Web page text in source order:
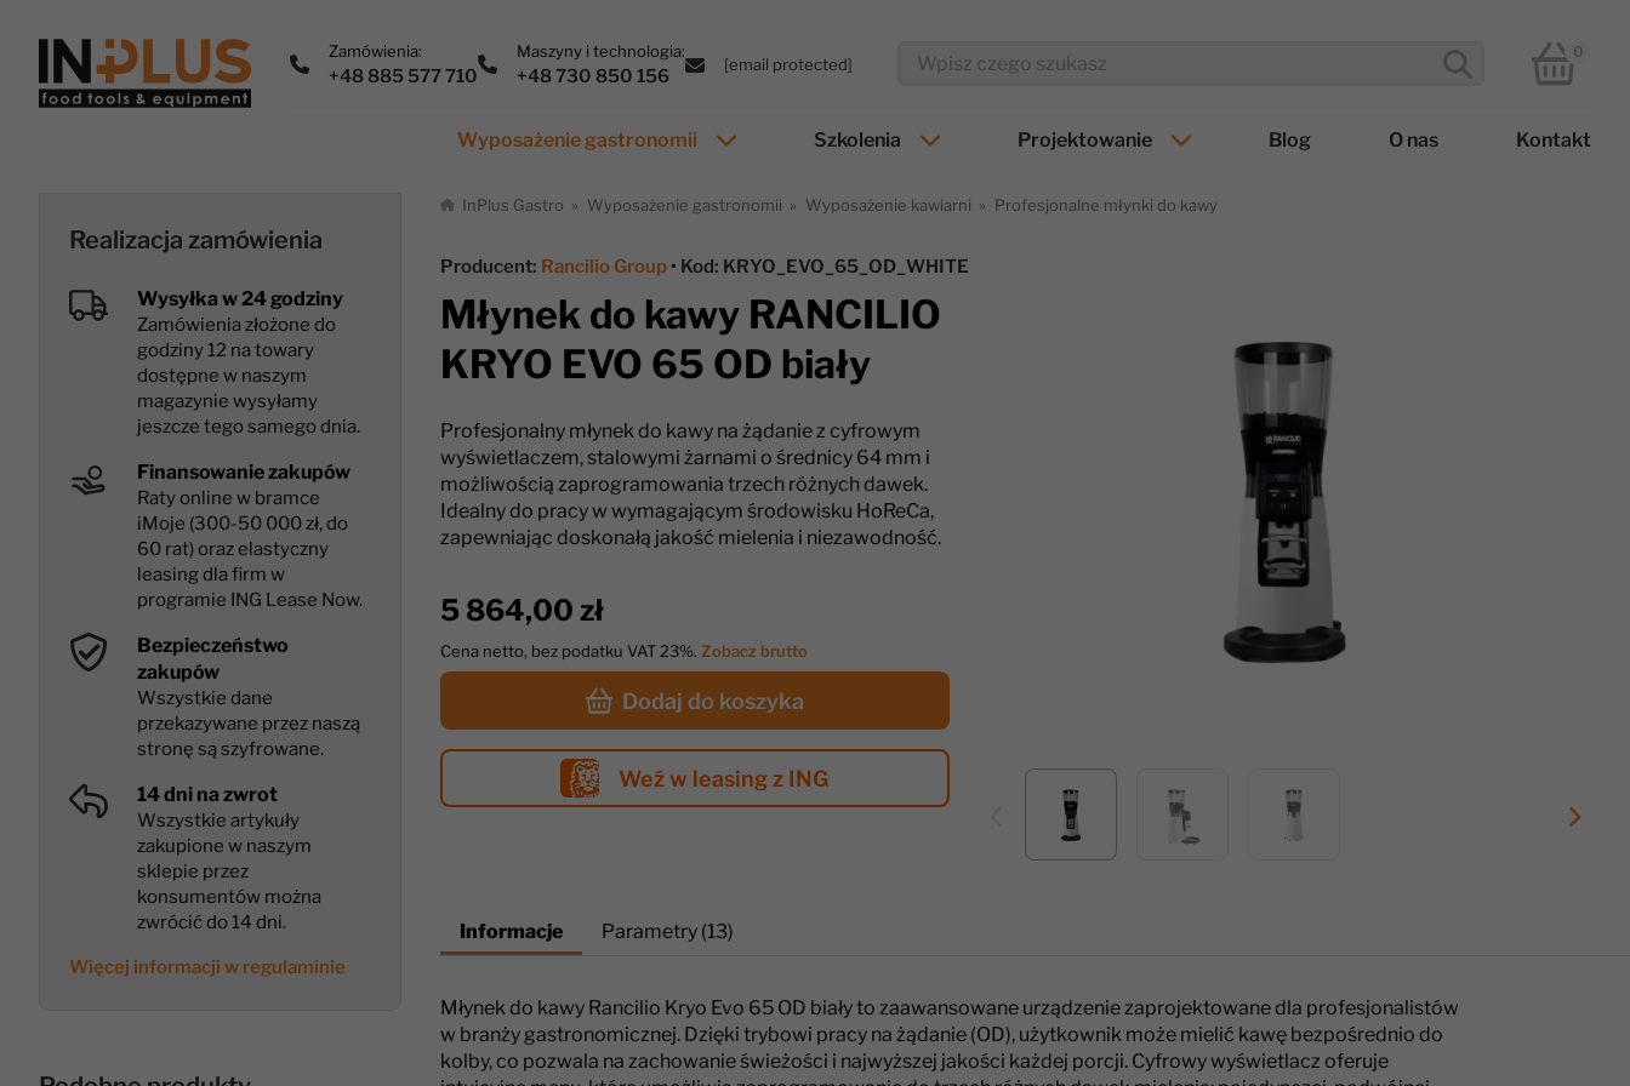
Zamówienia:
+48 885 577 710
Maszyny i technologia:
+48 730 850 156
[email protected]
0
Wyposażenie gastronomii Szkolenia Projektowanie Blog O nas Kontakt
InPlus Gastro Wyposażenie gastronomii Wyposażenie kawiarni Profesjonalne młynki do kawy
Producent: Rancilio Group• Kod: KRYO_EVO_65_OD_WHITE
Młynek do kawy RANCILIO
KRYO EVO 65 OD biały
Profesjonalny młynek do kawy na żądanie z cyfrowym
wyświetlaczem, stalowymi żarnami o średnicy 64 mm i
możliwością zaprogramowania trzech różnych dawek.
Idealny do pracy w wymagającym środowisku HoReCa,
zapewniając doskonałą jakość mielenia i niezawodność.
5 864,00 zł
Cena netto, bez podatku VAT 23%. Zobacz brutto
Dodaj do koszyka
Weź w leasing z ING
Informacje Parametry (13)
Młynek do kawy Rancilio Kryo Evo 65 OD biały to zaawansowane urządzenie zaprojektowane dla profesjonalistów
w branży gastronomicznej. Dzięki trybowi pracy na żądanie (OD), użytkownik może mielić kawę bezpośrednio do
kolby, co pozwala na zachowanie świeżości i najwyższej jakości każdej porcji. Cyfrowy wyświetlacz oferuje
Realizacja zamówienia
Wysyłka w 24 godziny
Zamówienia złożone do
godziny 12 na towary
dostępne w naszym
magazynie wysyłamy
jeszcze tego samego dnia.
Finansowanie zakupów
Raty online w bramce
iMoje (300-50 000 zł, do
60 rat) oraz elastyczny
leasing dla firm w
programie ING Lease Now.
Bezpieczeństwo
zakupów
Wszystkie dane
przekazywane przez naszą
stronę są szyfrowane.
14 dni na zwrot
Wszystkie artykuły
zakupione w naszym
sklepie przez
konsumentów można
zwrócić do 14 dni.
Więcej informacji w regulaminie